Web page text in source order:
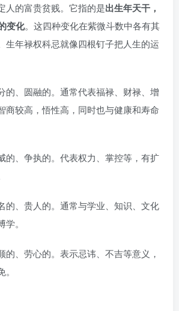
人的富贵贫贱。它指的是出生年天干，
变化。这四种变化在紫微斗数中各有其
生年禄权科忌就像四根钉子把人生的运
的、圆融的。通常代表福禄、财禄、增
商较高，悟性高，同时也与健康和寿命
的、争执的。代表权力、掌控等，有扩
的、贵人的。通常与学业、知识、文化
。
的、劳心的。表示忌讳、不吉等意义，